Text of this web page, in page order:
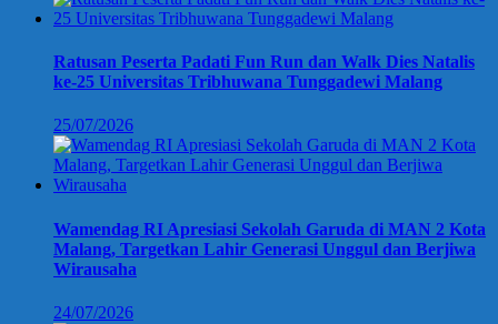
Ratusan Peserta Padati Fun Run dan Walk Dies Natalis
ke-25 Universitas Tribhuwana Tunggadewi Malang
25/07/2026
Wamendag RI Apresiasi Sekolah Garuda di MAN 2 Kota
Malang, Targetkan Lahir Generasi Unggul dan Berjiwa
Wirausaha
24/07/2026